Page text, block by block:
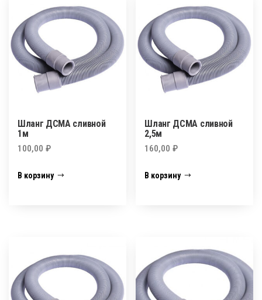
Шланг ДСМА сливной
1м
100,00 ₽
В корзину
Шланг ДСМА сливной
2,5м
160,00₽
В корзину